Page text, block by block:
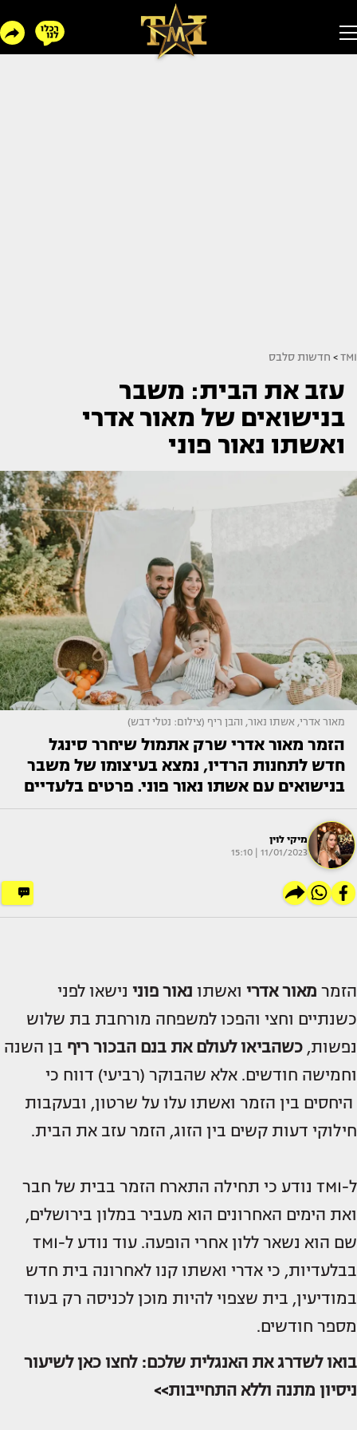
TMI
> חדשות סלבס
עזב את הבית: משבר
בנישואים של מאור אדרי
ואשתו נאור פוני
מאור אדרי, אשתו נאור, והבן ריף (צילום: נטלי דבש)
הזמר מאור אדרי שרק אתמול שיחרר סינגל
חדש לתחנות הרדיו, נמצא בעיצומו של משבר
בנישואים עם אשתו נאור פוני. פרטים בלעדיים
מיקי לוין
11/01/2023 | 15:10
הזמר מאור אדרי ואשתו נאור פוני נישאו לפני
כשנתיים וחצי והפכו למשפחה מורחבת בת שלוש
נפשות, כשהביאו לעולם את בנם הבכור ריף בן השנה
וחמישה חודשים. אלא שהבוקר (רביעי) דווח כי
היחסים בין הזמר ואשתו עלו על שרטון, ובעקבות
חילוקי דעות קשים בין הזוג, הזמר עזב את הבית.
ל-TMI נודע כי תחילה התארח הזמר בבית של חבר
ואת הימים האחרונים הוא מעביר במלון בירושלים,
שם הוא נשאר ללון אחרי הופעה. עוד נודע ל-TMI
בבלעדיות, כי אדרי ואשתו קנו לאחרונה בית חדש
במודיעין, בית שצפוי להיות מוכן לכניסה רק בעוד
מספר חודשים.
בואו לשדרג את האנגלית שלכם: לחצו כאן לשיעור
ניסיון מתנה וללא התחייבות>>